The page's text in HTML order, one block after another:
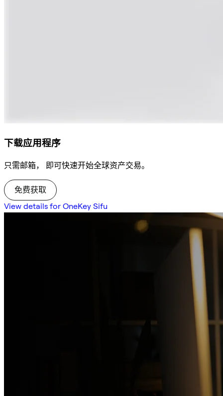
下载应用程序
只需邮箱， 即可快速开始全球资产交易。
免费获取
View details for OneKey Sifu